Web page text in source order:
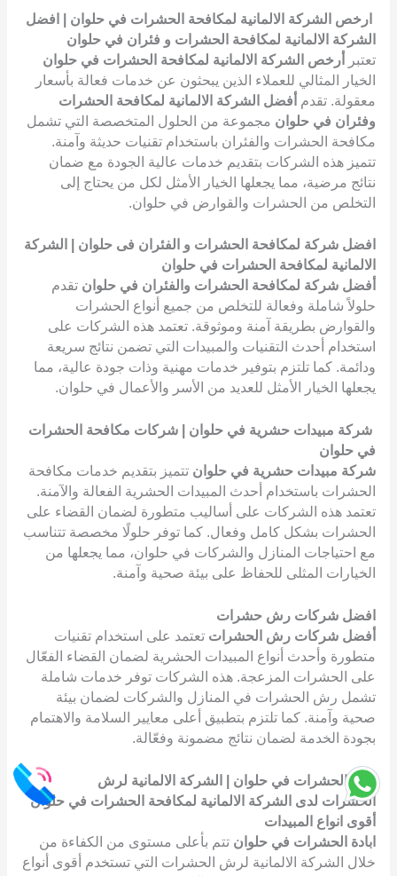
ارخص الشركة الالمانية لمكافحة الحشرات في حلوان | افضل
الشركة الالمانية لمكافحة الحشرات و فئران في حلوان
تعتبر
أرخص الشركة الالمانية لمكافحة الحشرات في حلوان
الخيار المثالي للعملاء الذين يبحثون عن خدمات فعالة بأسعار
معقولة. تقدم أفضل الشركة الالمانية لمكافحة الحشرات
وفئران في حلوان مجموعة من الحلول المتخصصة التي تشمل
مكافحة الحشرات والفئران باستخدام تقنيات حديثة وآمنة.
تتميز هذه الشركات بتقديم خدمات عالية الجودة مع ضمان
نتائج مرضية، مما يجعلها الخيار الأمثل لكل من يحتاج إلى
التخلص من الحشرات والقوارض في حلوان.
افضل شركة لمكافحة الحشرات و الفئران فى حلوان | الشركة
الالمانية لمكافحة الحشرات في حلوان
أفضل شركة لمكافحة الحشرات والفئران في حلوان تقدم
حلولاً شاملة وفعالة للتخلص من جميع أنواع الحشرات
والقوارض بطريقة آمنة وموثوقة. تعتمد هذه الشركات على
استخدام أحدث التقنيات والمبيدات التي تضمن نتائج سريعة
ودائمة. كما تلتزم بتوفير خدمات مهنية وذات جودة عالية، مما
يجعلها الخيار الأمثل للعديد من الأسر والأعمال في حلوان.
شركة مبيدات حشرية في حلوان | شركات مكافحة الحشرات
في حلوان
شركة مبيدات حشرية في حلوان تتميز بتقديم خدمات مكافحة
الحشرات باستخدام أحدث المبيدات الحشرية الفعالة والآمنة.
تعتمد هذه الشركات على أساليب متطورة لضمان القضاء على
الحشرات بشكل كامل وفعال. كما توفر حلولًا مخصصة تتناسب
مع احتياجات المنازل والشركات في حلوان، مما يجعلها من
الخيارات المثلى للحفاظ على بيئة صحية وآمنة.
افضل شركات رش حشرات
أفضل شركات رش الحشرات تعتمد على استخدام تقنيات
متطورة وأحدث أنواع المبيدات الحشرية لضمان القضاء الفعّال
على الحشرات المزعجة. هذه الشركات توفر خدمات شاملة
تشمل رش الحشرات في المنازل والشركات لضمان بيئة
صحية وآمنة. كما تلتزم بتطبيق أعلى معايير السلامة والاهتمام
بجودة الخدمة لضمان نتائج مضمونة وفعّالة.
ابادة الحشرات في حلوان | الشركة الالمانية لرش
الحشرات لدى الشركة الالمانية لمكافحة الحشرات في حلوان
أقوى انواع المبيدات
ابادة الحشرات في حلوان تتم بأعلى مستوى من الكفاءة من
خلال الشركة الالمانية لرش الحشرات التي تستخدم أقوى أنواع